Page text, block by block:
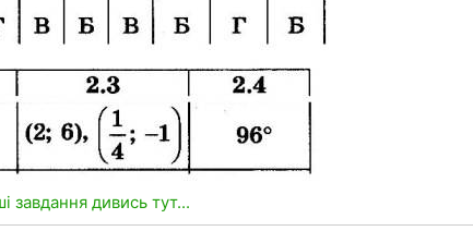
завдання дивись тут...